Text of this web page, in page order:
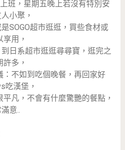
班，星期五晚上若沒有特別安
小聚，
SOGO超市逛逛，買些食材或
用，
日系超市逛逛尋尋寶，逛完之
多，
不如到吃個晚餐，再回家好
吃漢堡，
凡，不會有什麼驚艷的餐點，
意..